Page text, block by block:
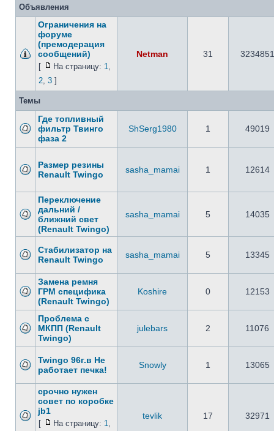
Объявления
Ограничения на
форуме
(премодерация
сообщений)
[ На страницу: 1,
2, 3 ]
Netman 31 3234851
Темы
Где топливный
фильтр Твинго
фаза 2
ShSerg1980 1 49019
Размер резины
Renault Twingo
sasha_mamai 1 12614
Переключение
дальний /
ближний свет
(Renault Twingo)
sasha_mamai 5 14035
Стабилизатор на
Renault Twingo
sasha_mamai 5 13345
Замена ремня
ГРМ специфика
(Renault Twingo)
Koshire 0 12153
Проблема с
МКПП (Renault
Twingo)
julebars 2 11076
Twingo 96г.в Не
работает печка!
Snowly 1 13065
срочно нужен
совет по коробке
jb1
[ На страницу: 1,
tevlik 17 32971